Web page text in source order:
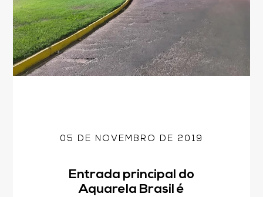
05 DE NOVEMBRO DE 2019
Entrada principal do
Aquarela Brasil é